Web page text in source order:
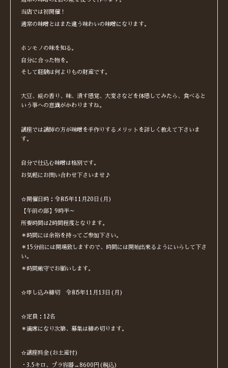
当店では初開催！
通常の味噌とはまた違う味わいの味噌になります。
ホンモノの味を知る。
自分に合った物を。
そして経験は何よりもの財産です。
大豆、糀の香り、味、潰す感覚、大変さなどを体感してみたら、食べると
いう事への意識がかわりますね。
講座では講師の方が味噌を手作りするメリットを詳しく教えて下さいま
す。
自分で仕込む味噌は格別です。
お気軽にお問い合わせ下さいませ♪
☆開催日時：令和5年11月20日(月)
【午前の部】9時半～
所要時間は2時間程度となります。
＊時間には余裕を持ってご参加下さい。
＊15分前には開場致しますので、時間には開始出来るようにいらして下さ
い。
＊時間厳守でお願いします。
☆申し込み締切 令和5年11月13日(月)
☆定員：12名
＊満席になり次第、募集は締め切ります。
☆講座料金(お土産付)
・3.5キロ、プラ容器→8600円(税込)